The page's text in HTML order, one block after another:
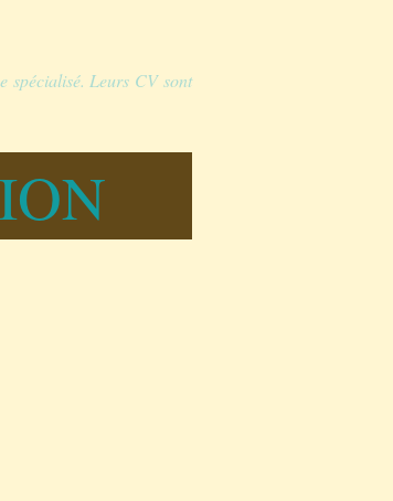
spécialisé. Leurs CV sont